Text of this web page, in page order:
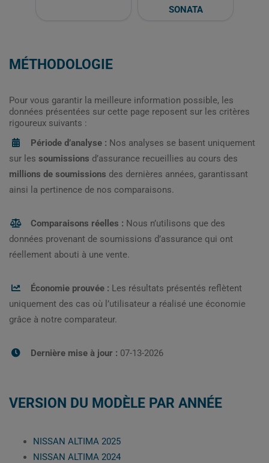
SONATA
MÉTHODOLOGIE
Pour vous garantir la meilleure information possible, les
données présentées sur cette page reposent sur les critères
rigoureux suivants :
Période d’analyse : Nos analyses se basent uniquement
sur les soumissions d’assurance recueillies au cours des
millions de soumissions des dernières années, garantissant
ainsi la pertinence de nos comparaisons.
Comparaisons réelles : Nous n’utilisons que des
données provenant de soumissions d’assurance qui ont
réellement abouti à une vente.
Économie prouvée : Les résultats présentés reflètent
uniquement des cas où l’utilisateur a réalisé une économie
grâce à notre comparateur.
Dernière mise à jour : 07-13-2026
VERSION DU MODÈLE PAR ANNÉE
NISSAN ALTIMA 2025
NISSAN ALTIMA 2024